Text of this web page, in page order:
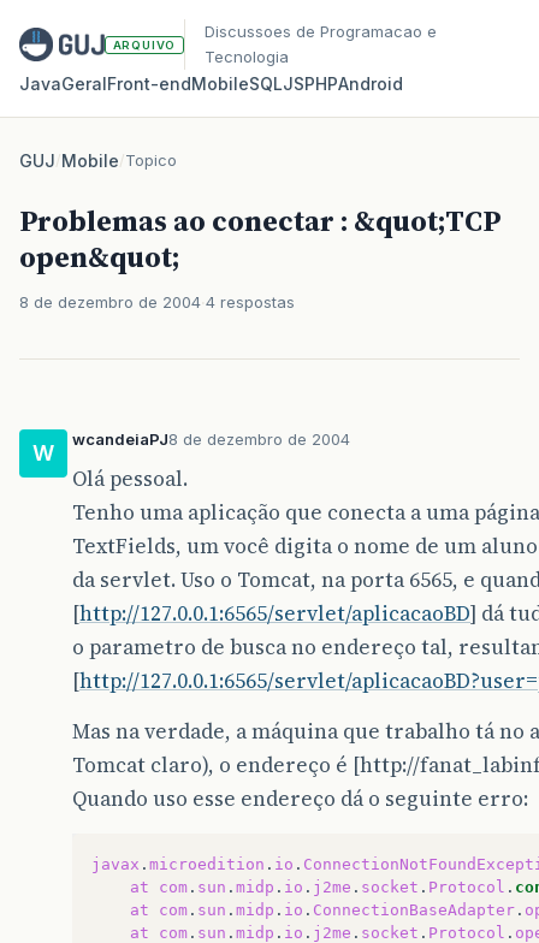
ARQUIVO
Discussoes de Programacao e
Tecnologia
JavaGeralFront‑endMobileSQLJSPHPAndroid
GUJ/Mobile/Topico
Problemas ao conectar : &quot;TCP
open&quot;
8 de dezembro de 2004 4 respostas
W
wcandeiaPJ8 de dezembro de 2004
Olá pessoal.
Tenho uma aplicação que conecta a uma
TextFields, um você digita o nome de um
da servlet. Uso o Tomcat, na porta 6565, e
[http://127.0.0.1:6565/servlet/aplicacaoBD] dá
o parametro de busca no endereço tal,
[http://127.0.0.1:6565/servlet/
Mas na verdade, a máquina que trabalho tá no
Tomcat claro), o endereço é [http://
Quando uso esse endereço dá o seguinte erro:
javax . microedition . io .
at
com . sun . midp . io . j2me . socket . Protocol .
at
com . sun . midp . io . ConnectionBaseAdapter .
at
com . sun . midp . io . j2me . socket . Protocol .